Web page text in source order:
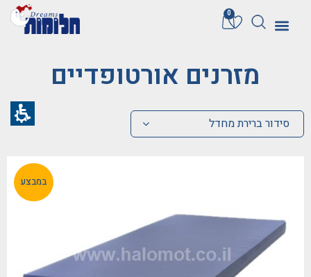
0
מזרנים אורטופדיים
סידור ברירת מחדל
במבצע